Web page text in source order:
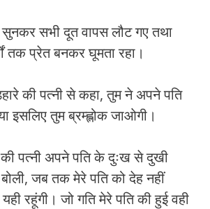
सुनकर सभी दूत वापस लौट गए तथा
तक प्रेत बनकर घूमता रहा।
की पत्नी से कहा, तुम ने अपने पति
इसलिए तुम ब्रम्ह्लोक जाओगी।
पत्नी अपने पति के दुःख से दुखी
बोली, जब तक मेरे पति को देह नहीं
रहूंगी। जो गति मेरे पति की हुई वही